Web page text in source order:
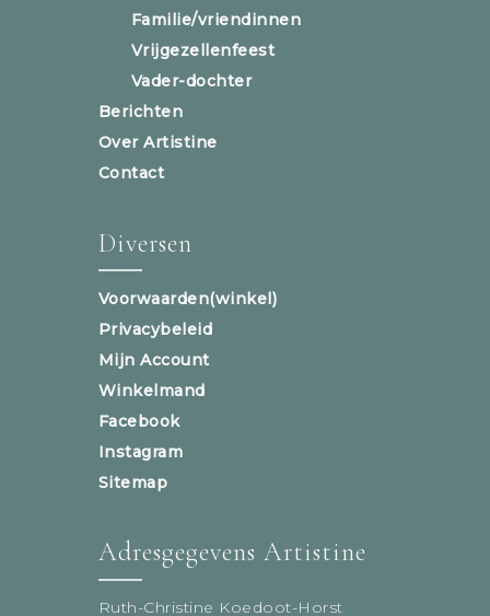
Familie/vriendinnen
Vrijgezellenfeest
Vader-dochter
Berichten
Over Artistine
Contact
Diversen
Voorwaarden(winkel)
Privacybeleid
Mijn Account
Winkelmand
Facebook
Instagram
Sitemap
Adresgegevens Artistine
Ruth-Christine Koedoot-Horst